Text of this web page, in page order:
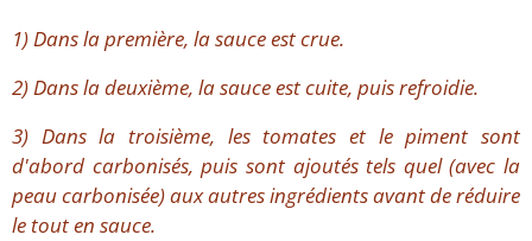
1) Dans la première, la sauce est crue.
2) Dans la deuxième, la sauce est cuite, puis refroidie.
3) Dans la troisième, les tomates et le piment sont
d'abord carbonisés, puis sont ajoutés tels quel (avec la
peau carbonisée) aux autres ingrédients avant de réduire
le tout en sauce.